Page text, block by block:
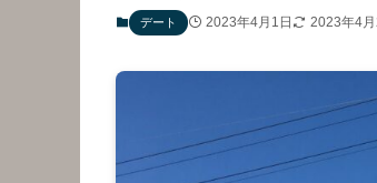
デート 2023年4月1日 2023年4月